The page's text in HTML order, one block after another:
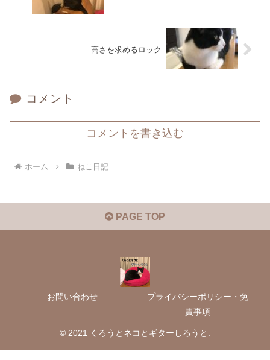
高さを求めるロック
コメント
コメントを書き込む
ホーム ねこ日記
PAGE TOP
お問い合わせ
プライバシーポリシー・免
責事項
© 2021 くろうとネコとギターしろうと.